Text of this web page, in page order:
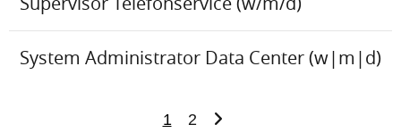
System Administrator Data Center (w|m|d)
1 2